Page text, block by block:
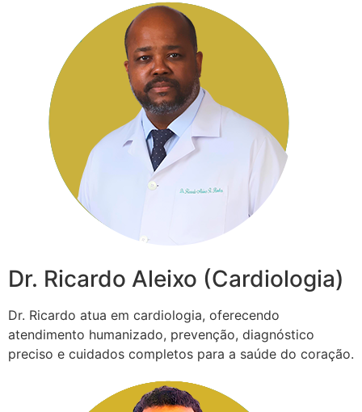
Dr. Ricardo Aleixo (Cardiologia)
Dr. Ricardo atua em cardiologia, oferecendo
atendimento humanizado, prevenção, diagnóstico
preciso e cuidados completos para a saúde do coração.